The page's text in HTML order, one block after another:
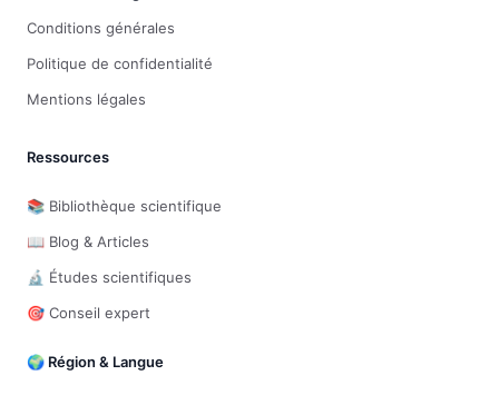
Conditions générales
Politique de confidentialité
Mentions légales
Ressources
📚 Bibliothèque scientifique
📖 Blog & Articles
🔬 Études scientifiques
🎯 Conseil expert
🌍 Région & Langue